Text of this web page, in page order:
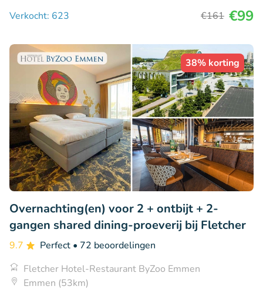
Verkocht: 623
€161 €99
38% korting
Overnachting(en) voor 2 + ontbijt + 2-
gangen shared dining-proeverij bij Fletcher
9.7 Perfect • 72 beoordelingen
Fletcher Hotel-Restaurant ByZoo Emmen
Emmen (53km)